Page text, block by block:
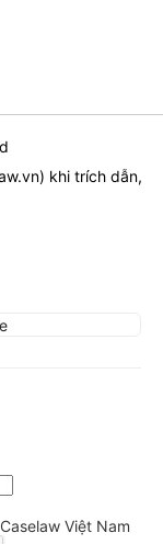
) khi trích dẫn,
Việt Nam